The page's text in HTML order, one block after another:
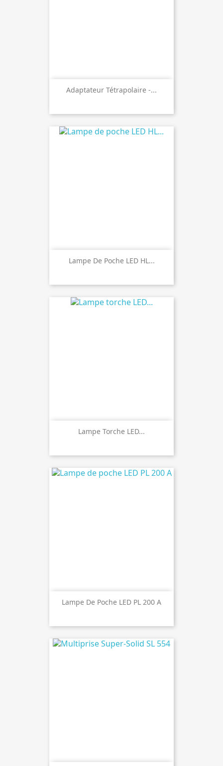
Adaptateur Tétrapolaire -...
Lampe De Poche LED HL...
Lampe Torche LED...
Lampe De Poche LED PL 200 A